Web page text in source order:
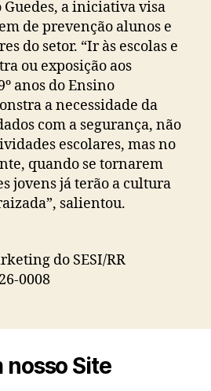
Guedes, a iniciativa visa
de prevenção alunos e
do setor. “Ir às escolas e
ou exposição aos
anos do Ensino
a necessidade da
com a segurança, não
escolares, mas no
quando se tornarem
jovens já terão a cultura
salientou.
do SESI/RR
0008
nosso Site